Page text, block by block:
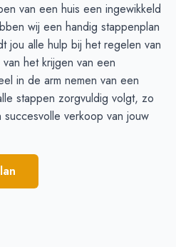
28
38
58
55
van een huis een ingewikkeld
wij een handig stappenplan
jou alle hulp bij het regelen van
het krijgen van een
in de arm nemen van een
stappen zorgvuldig volgt, zo
verkoop van jouw